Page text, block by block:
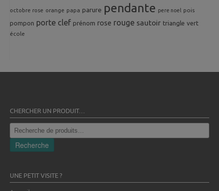
octobre rose orange papa parure pendante pere noel pois
pompon porte clef prénom rose rouge sautoir triangle vert
école
CHERCHER UN PRODUIT…
Recherche
pour :
Recherche
UNE PETIT VISITE ?